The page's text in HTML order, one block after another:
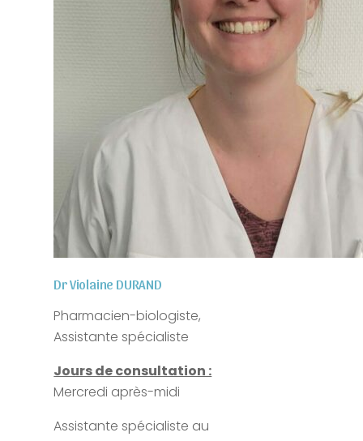
Dr Violaine DURAND
Pharmacien-biologiste,
Assistante spécialiste
Jours de consultation :
Mercredi après-midi
Assistante spécialiste au